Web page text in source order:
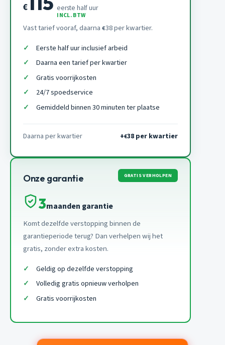
€ eerste half uur
INCL. BTW
Vast tarief vooraf, daarna €38 per kwartier.
Eerste half uur inclusief arbeid
Daarna een tarief per kwartier
Gratis voorrijkosten
24/7 spoedservice
Gemiddeld binnen 30 minuten ter plaatse
Daarna per kwartier +€38 per kwartier
Onze garantie GRATIS VERHOLPEN
3maanden garantie
Komt dezelfde verstopping binnen de
garantieperiode terug? Dan verhelpen wij het
gratis, zonder extra kosten.
Geldig op dezelfde verstopping
Volledig gratis opnieuw verholpen
Gratis voorrijkosten